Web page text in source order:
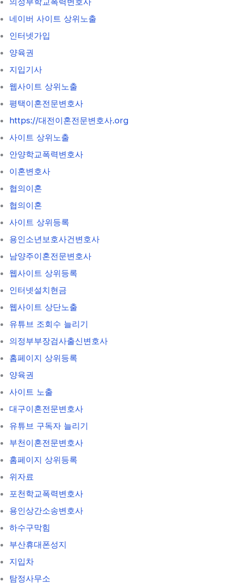
네이버 사이트 상위노출
인터넷가입
양육권
지입기사
웹사이트 상위노출
평택이혼전문변호사
https://대전이혼전문변호사.org
사이트 상위노출
안양학교폭력변호사
이혼변호사
협의이혼
협의이혼
사이트 상위등록
용인소년보호사건변호사
남양주이혼전문변호사
웹사이트 상위등록
인터넷설치현금
웹사이트 상단노출
유튜브 조회수 늘리기
의정부부장검사출신변호사
홈페이지 상위등록
양육권
사이트 노출
대구이혼전문변호사
유튜브 구독자 늘리기
부천이혼전문변호사
홈페이지 상위등록
위자료
포천학교폭력변호사
용인상간소송변호사
하수구막힘
부산휴대폰성지
지입차
탐정사무소